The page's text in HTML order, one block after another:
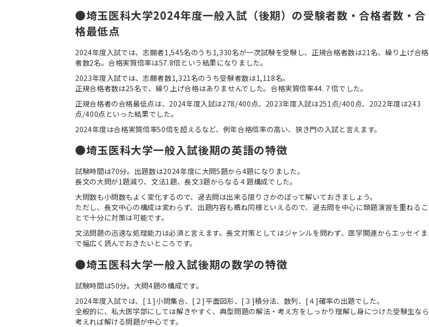
●埼玉医科大学2024年度一般入試（後期）の受験者数・合格者数・合
格最低点
2024年度入試では、志願者1,545名のうち1,330名が一次試験を受験し、正規合格者数は21名、繰り上げ合格
者数2名。合格実質倍率は57.8倍という結果になりました。
2023年度入試では、志願者数1,321名のうち受験者数は1,118名。
正規合格者数は25名で、繰り上げ合格はありませんでした。合格実質倍率44.７倍でした。
正規合格者の合格最低点は、2024年度入試は278/400点、2023年度入試は251点/400点、2022年度は243
点/400点といった結果でした。
2024年度は合格実質倍率50倍を超えるなど、例年合格倍率の高い、狭き門の入試と言えます。
●埼玉医科大学一般入試後期の英語の特徴
試験時間は70分。出題数は2024年度に大問5題から4題になりました。
長文の大問が1題減り、文法1題、長文3題からなる４題構成でした。
大問数も小問数もよく変化するので、過去問は出来る限りさかのぼって解いておきましょう。
ただし、長文中心の構成は変わらず、出題内容も概ね同様といえるので、過去問を中心に類題演習を重ねるこ
とで十分に対策は可能です。
文法問題の迅速な処理能力は必須と言えます。長文対策としてはジャンルを問わず、医学関連からエッセイま
で幅広く読んでおきたいところです。
●埼玉医科大学一般入試後期の数学の特徴
試験時間は50分。大問4題の構成です。
2024年度入試では、[１]小問集合、[２]平面図形、[３]積分法、数列、[４]確率の出題でした。
全般的に、私大医学部にしては解きやすく、典型問題の解法・考え方をしっかり理解し身につけた受験生なら
考えれば解ける問題が中心です。